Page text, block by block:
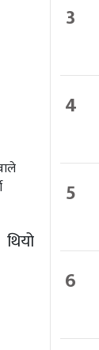
3
4
5
6